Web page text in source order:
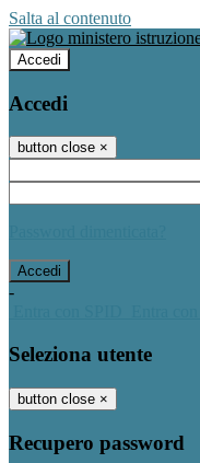
Salta al contenuto
Accedi
Accedi
button close ×
-
Seleziona utente
button close ×
Recupero password